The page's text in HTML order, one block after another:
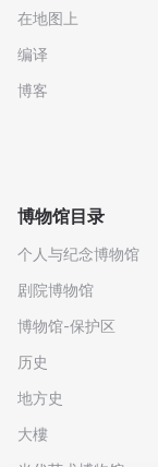
在地图上
编译
博客
博物馆目录
个人与纪念博物馆
剧院博物馆
博物馆-保护区
历史
地方史
大樓